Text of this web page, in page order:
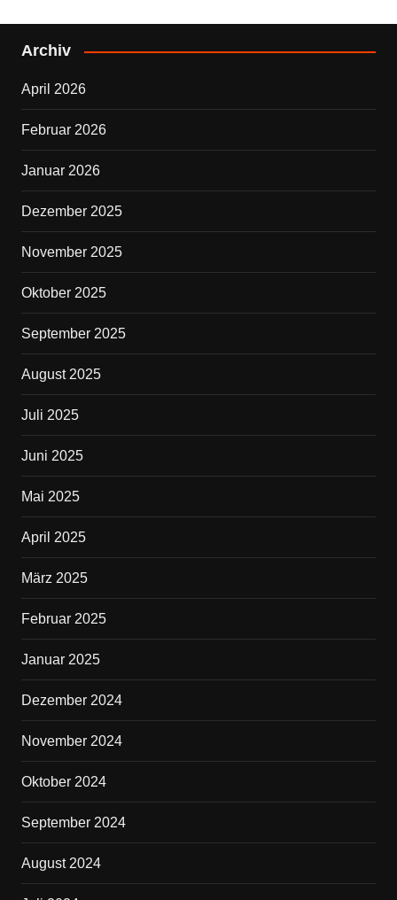
c
e
o
o
k
tt
er
Archiv
April 2026
Februar 2026
Januar 2026
Dezember 2025
November 2025
Oktober 2025
September 2025
August 2025
Juli 2025
Juni 2025
Mai 2025
April 2025
März 2025
Februar 2025
Januar 2025
Dezember 2024
November 2024
Oktober 2024
September 2024
August 2024